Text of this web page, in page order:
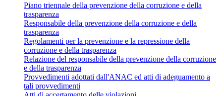
Piano triennale della prevenzione della corruzione e della
trasparenza
Responsabile della prevenzione della corruzione e della
trasparenza
Regolamenti per la prevenzione e la repressione della
corruzione e della trasparenza
Relazione del responsabile della prevenzione della corruzione
e della trasparenza
Provvedimenti adottati dall'ANAC ed atti di adeguamento a
tali provvedimenti